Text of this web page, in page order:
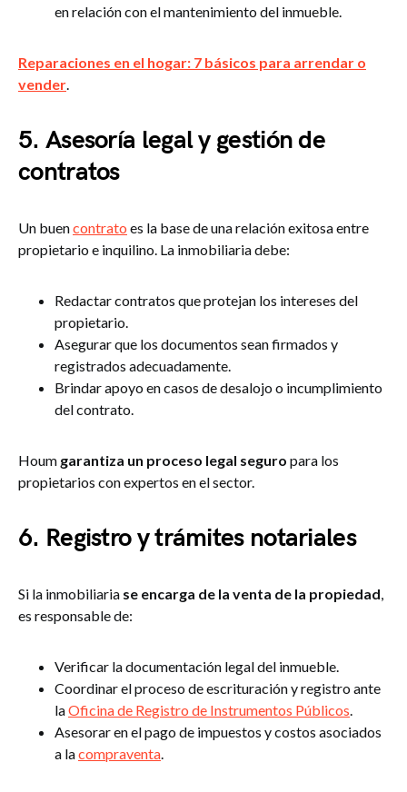
en relación con el mantenimiento del inmueble.
Reparaciones en el hogar: 7 básicos para arrendar o
vender.
5. Asesoría legal y gestión de
contratos
Un buencontrato es la base de una relación exitosa entre
propietario e inquilino. La inmobiliaria debe:
Redactar contratos que protejan los intereses del
propietario.
Asegurar que los documentos sean firmados y
registrados adecuadamente.
Brindar apoyo en casos de desalojo o incumplimiento
del contrato.
Houm garantiza un proceso legal seguro para los
propietarios con expertos en el sector.
6. Registro y trámites notariales
Si la inmobiliaria se encarga de la venta de la propiedad,
es responsable de:
Verificar la documentación legal del inmueble.
Coordinar el proceso de escrituración y registro ante
laOficina de Registro de Instrumentos Públicos.
Asesorar en el pago de impuestos y costos asociados
a lacompraventa.